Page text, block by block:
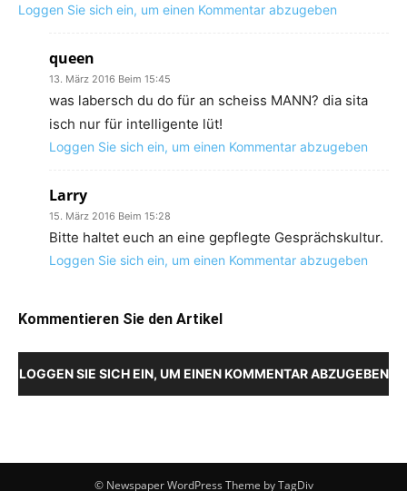
Loggen Sie sich ein, um einen Kommentar abzugeben
queen
13. März 2016 Beim 15:45
was labersch du do für an scheiss MANN? dia sita
isch nur für intelligente lüt!
Loggen Sie sich ein, um einen Kommentar abzugeben
Larry
15. März 2016 Beim 15:28
Bitte haltet euch an eine gepflegte Gesprächskultur.
Loggen Sie sich ein, um einen Kommentar abzugeben
Kommentieren Sie den Artikel
LOGGEN SIE SICH EIN, UM EINEN KOMMENTAR ABZUGEBEN
© Newspaper WordPress Theme by TagDiv